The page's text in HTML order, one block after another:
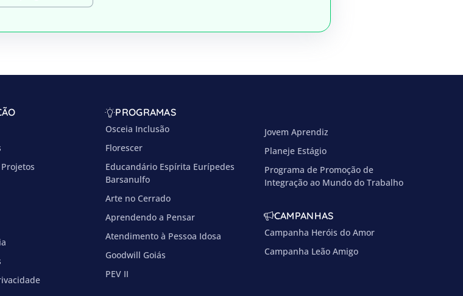
PROGRAMAS
Osceia Inclusão
Florescer
Educandário Espírita Eurípedes
Barsanulfo
Arte no Cerrado
Aprendendo a Pensar
Atendimento à Pessoa Idosa
Goodwill Goiás
PEV II
Jovem Aprendiz
Planeje Estágio
Programa de Promoção de
Integração ao Mundo do Trabalho
CAMPANHAS
Campanha Heróis do Amor
Campanha Leão Amigo